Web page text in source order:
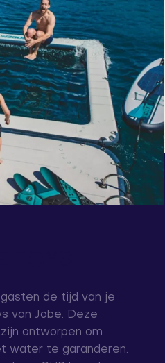
de tijd van je
van Jobe. Deze
ontworpen om
water te garanderen.